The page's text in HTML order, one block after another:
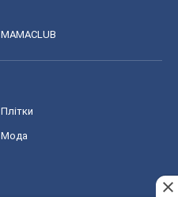
MAMACLUB
Плітки
Мода